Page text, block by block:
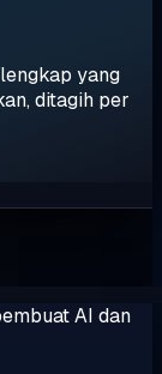
yang
ditagih per
AI dan